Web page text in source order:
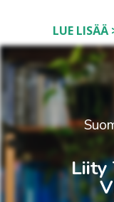
LUE LISÄÄ
Liity